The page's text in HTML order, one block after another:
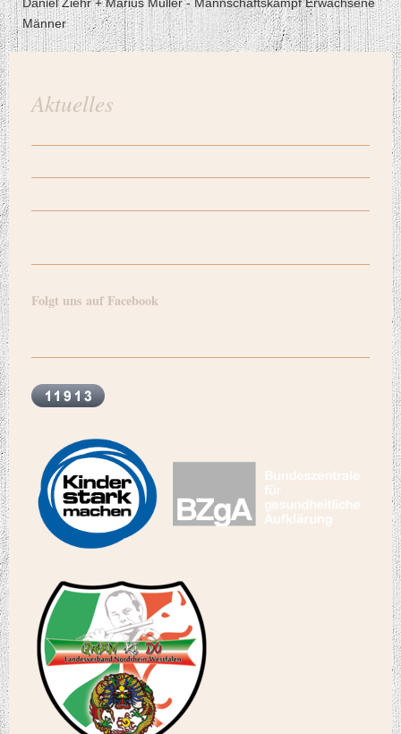
Daniel Ziehr + Marius Müller - Mannschaftskampf Erwachsene
Männer
Aktuelles
Folgt uns auf Facebook